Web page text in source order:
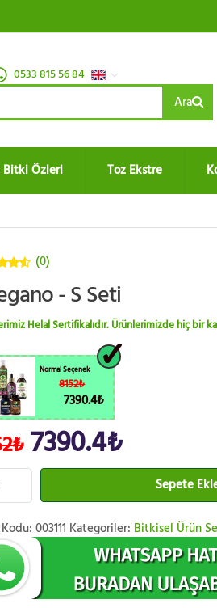
0533 815 56 84
Ara
Özleri Toz Ekstre
(0)
- S Seti
Helal Sertifikalıdır. Ürünlerimizde hiç bir
Normal Seçenek
8152₺
7390.4₺
7390.4₺
Sepete
003111 Kategoriler: Bitkisel Ürün